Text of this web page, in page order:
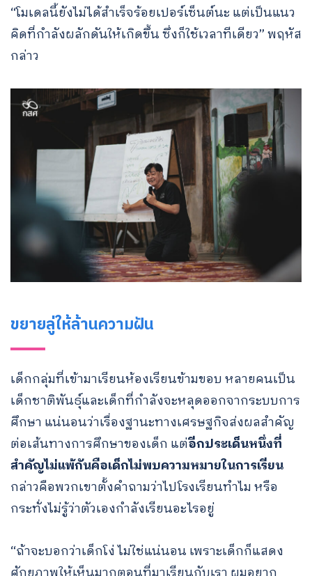
“โมเดลนี้ยังไม่ได้สำเร็จร้อยเปอร์เซ็นต์นะ แต่เป็นแนว
คิดที่กําลังผลักดันให้เกิดขึ้น ซึ่งก็ใช้เวลาทีเดียว” พฤหัส
กล่าว
ขยายลู่ให้ล้านความฝัน
เด็กกลุ่มที่เข้ามาเรียนห้องเรียนข้ามขอบ หลายคนเป็น
เด็กชาติพันธุ์และเด็กที่กำลังจะหลุดออกจากระบบการ
ศึกษา แน่นอนว่าเรื่องฐานะทางเศรษฐกิจส่งผลสำคัญ
ต่อเส้นทางการศึกษาของเด็ก แต่อีกประเด็นหนึ่งที่
สำคัญไม่แพ้กันคือเด็กไม่พบความหมายในการเรียน
กล่าวคือพวกเขาตั้งคำถามว่าไปโรงเรียนทำไม หรือ
กระทั่งไม่รู้ว่าตัวเองกำลังเรียนอะไรอยู่
“ถ้าจะบอกว่าเด็กโง่ ไม่ใช่แน่นอน เพราะเด็กก็แสดง